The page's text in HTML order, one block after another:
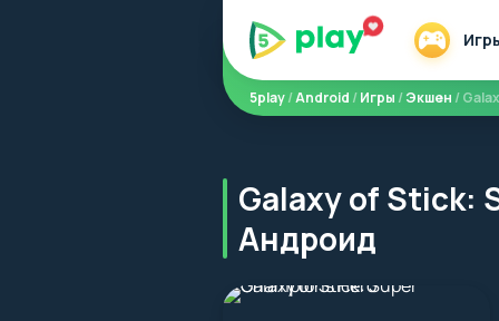
5play/Android /Игры /Экшен /
Galaxy of Stick:
Андроид